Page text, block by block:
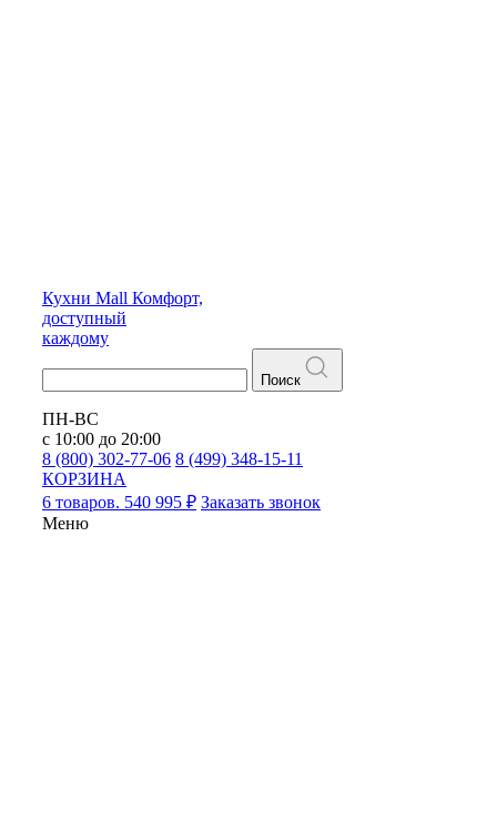
Кухни Mall Комфорт,
доступный
каждому
Поиск
ПН-ВС
с 10:00 до 20:00
8 (800) 302-77-06 8 (499) 348-15-11
КОРЗИНА
6 товаров. 540 995 ₽ Заказать звонок
Меню